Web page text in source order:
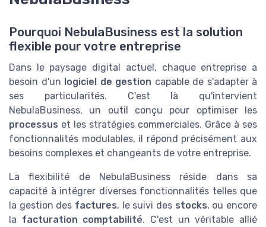
Pourquoi NebulaBusiness est la solution
flexible pour votre entreprise
Dans le paysage digital actuel, chaque entreprise a
besoin d'un logiciel de gestion capable de s'adapter à
ses particularités. C'est là qu'intervient
NebulaBusiness, un outil conçu pour optimiser les
processus et les stratégies commerciales. Grâce à ses
fonctionnalités modulables, il répond précisément aux
besoins complexes et changeants de votre entreprise.
La flexibilité de NebulaBusiness réside dans sa
capacité à intégrer diverses fonctionnalités telles que
la gestion des factures, le suivi des stocks, ou encore
la facturation comptabilité. C'est un véritable allié